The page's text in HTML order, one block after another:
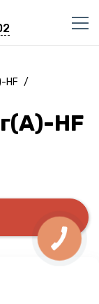
HF /
HF